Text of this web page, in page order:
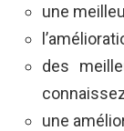
une
des
une